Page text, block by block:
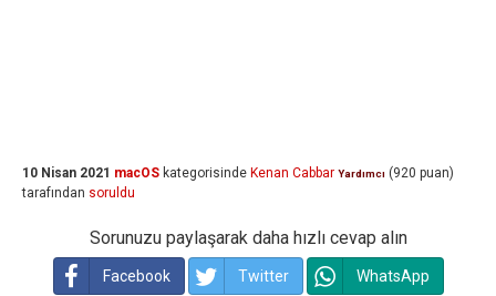
10 Nisan 2021 macOS kategorisinde Kenan Cabbar Yardımcı (920 puan)
tarafından soruldu
Sorunuzu paylaşarak daha hızlı cevap alın
Facebook Twitter WhatsApp